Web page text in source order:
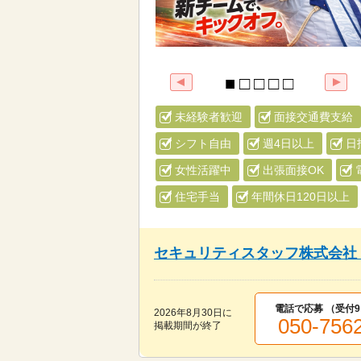
未経験者歓迎 面接交通費支給
シフト自由 週4日以上 日
女性活躍中 出張面接OK
住宅手当 年間休日120日以上
セキュリティスタッフ株式会
2026年8月30日 に
掲載期間が終了
電話で応募 （受付
050-